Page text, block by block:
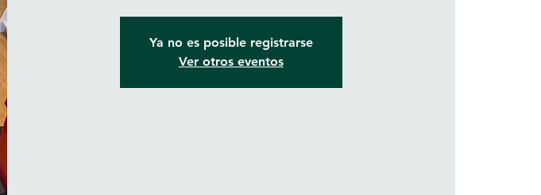
Ya no es posible registrarse
Ver otros eventos